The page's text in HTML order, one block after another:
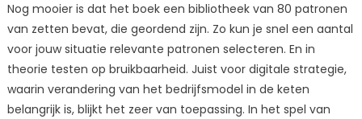
Nog mooier is dat het boek een bibliotheek van 80 patronen
van zetten bevat, die geordend zijn. Zo kun je snel een aantal
voor jouw situatie relevante patronen selecteren. En in
theorie testen op bruikbaarheid. Juist voor digitale strategie,
waarin verandering van het bedrijfsmodel in de keten
belangrijk is, blijkt het zeer van toepassing. In het spel van